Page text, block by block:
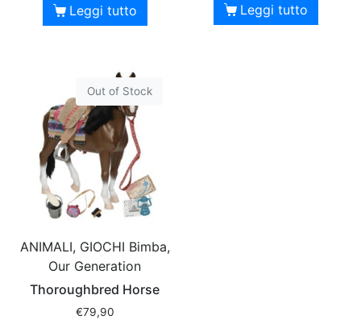
Leggi tutto Leggi tutto
Out of Stock
ANIMALI, GIOCHI Bimba,
Our Generation
Thoroughbred Horse
€79,90